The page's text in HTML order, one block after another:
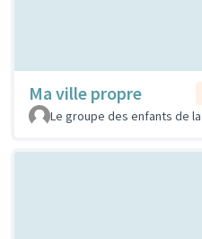
Ma ville propre
Le groupe des enfants de la